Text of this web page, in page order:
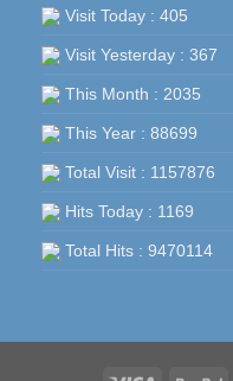
Visit Today : 405
Visit Yesterday : 367
This Month : 2035
This Year : 88699
Total Visit : 1157876
Hits Today : 1169
Total Hits : 9470114